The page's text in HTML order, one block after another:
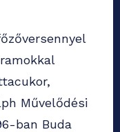
Művelődési
ban Buda